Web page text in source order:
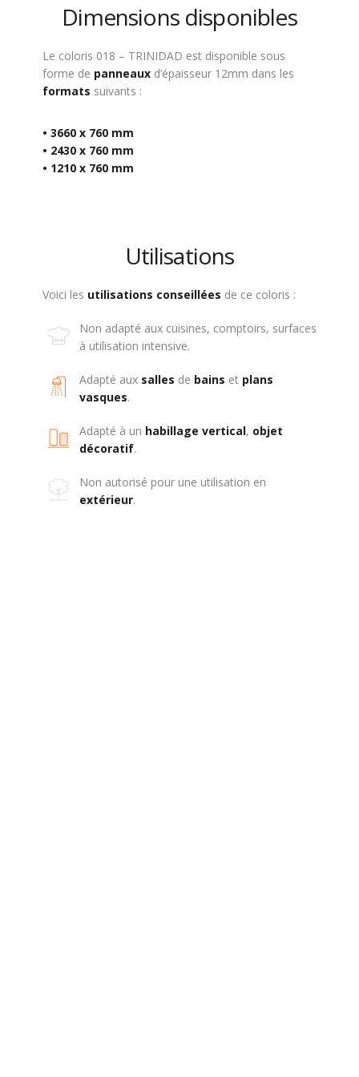
Dimensions disponibles
Le coloris 018 – TRINIDAD est disponible sous
forme de panneaux d’épaisseur 12mm dans les
formats suivants :
• 3660 x 760 mm
• 2430 x 760 mm
• 1210 x 760 mm
Utilisations
Voici les utilisations conseillées de ce coloris :
Non adapté aux cuisines, comptoirs, surfaces
à utilisation intensive.
Adapté aux salles de bains et plans
vasques.
Adapté à un habillage vertical, objet
décoratif.
Non autorisé pour une utilisation en
extérieur.